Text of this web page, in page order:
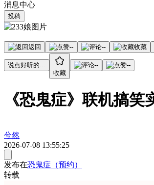
消息中心
投稿
返回 -- -- 收藏
说点好听的...
收藏
-- --
《恐鬼症》联机搞
兮然
2026-07-08 13:55:25
发布在恐鬼症（预约）
转载